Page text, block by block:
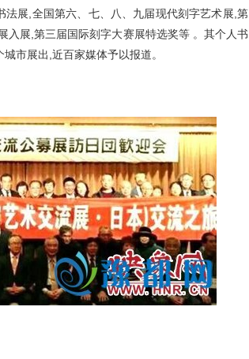
展,全国第六、七、八、九届现代刻字艺术展,第
入展,第三届国际刻字大赛展特选奖等 。其个人书
市展出,近百家媒体予以报道。